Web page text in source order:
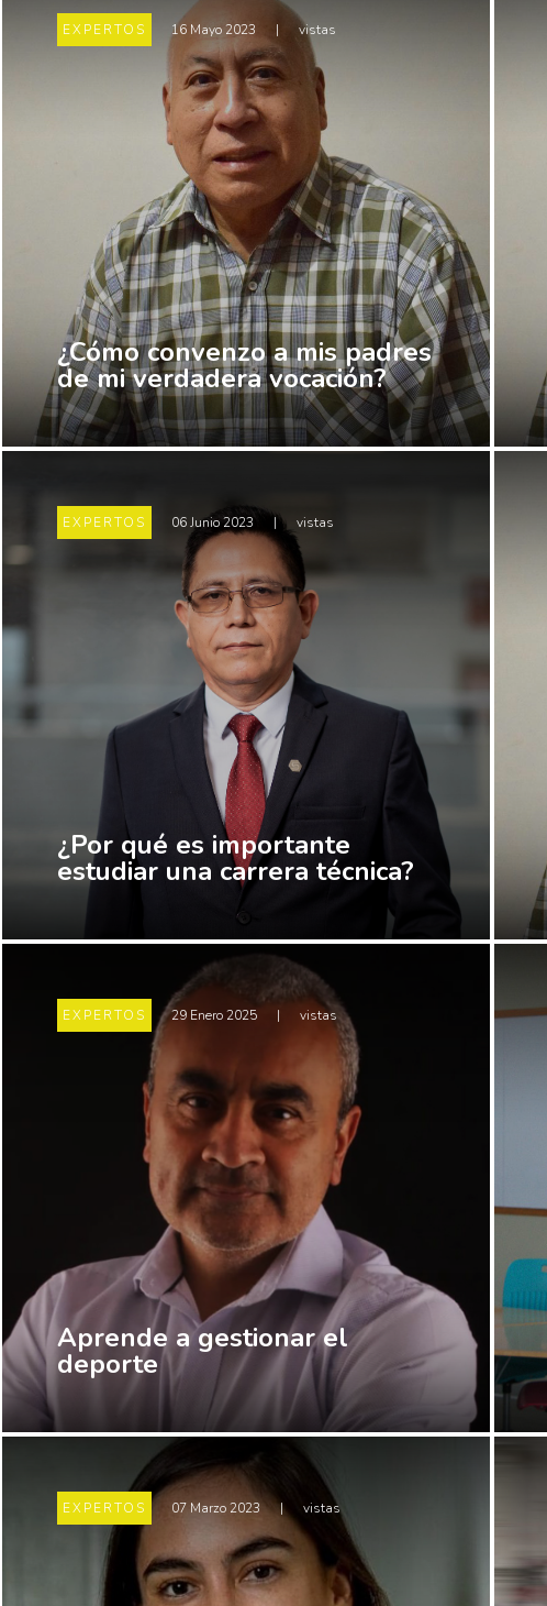
EXPERTOS 16 Mayo 2023 | vistas
¿Cómo convenzo a mis padres
de mi verdadera vocación?
EXPERTOS 06 Junio 2023 | vistas
¿Por qué es importante
estudiar una carrera técnica?
EXPERTOS 29 Enero 2025 | vistas
Aprende a gestionar el
deporte
EXPERTOS 07 Marzo 2023 | vistas